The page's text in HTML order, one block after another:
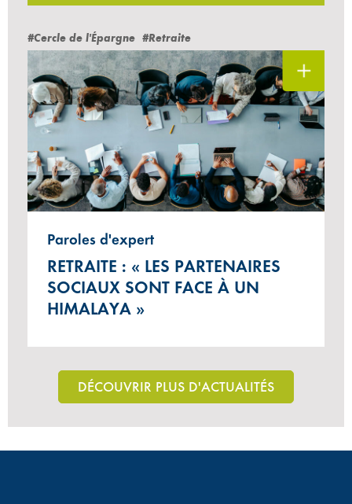
#Cercle de l'Épargne #Retraite
Paroles d'expert
RETRAITE : « LES PARTENAIRES
SOCIAUX SONT FACE À UN
HIMALAYA »
DÉCOUVRIR PLUS D'ACTUALITÉS